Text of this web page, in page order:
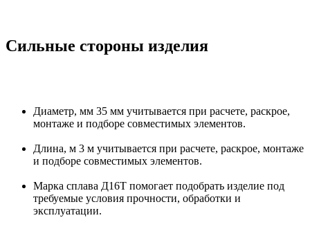
Сильные стороны изделия
Диаметр, мм 35 мм учитывается при расчете, раскрое,
монтаже и подборе совместимых элементов.
Длина, м 3 м учитывается при расчете, раскрое, монтаже
и подборе совместимых элементов.
Марка сплава Д16Т помогает подобрать изделие под
требуемые условия прочности, обработки и
эксплуатации.